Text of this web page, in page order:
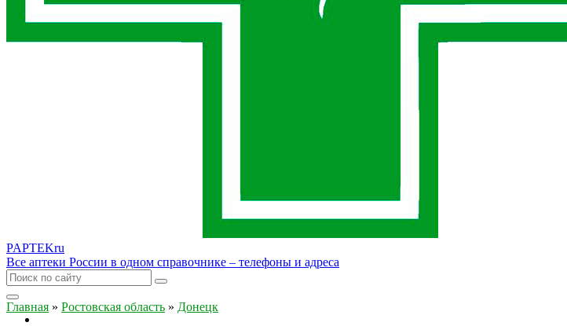
PAPTEKru
Все аптеки России в одном справочнике – телефоны и адреса
Главная » Ростовская область » Донецк